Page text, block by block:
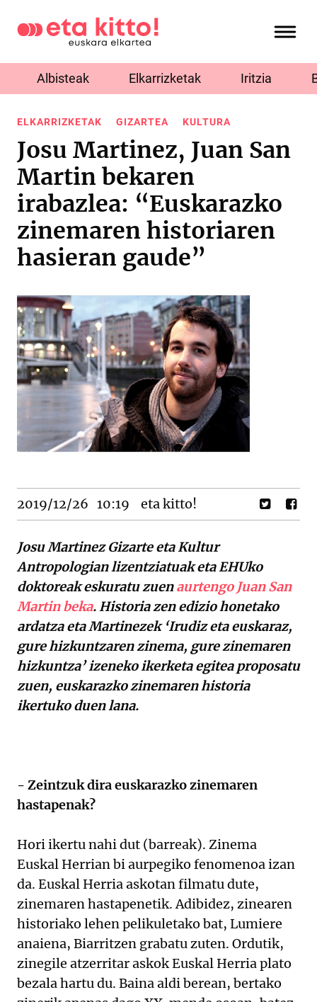
Albisteak Elkarrizketak Iritzia
ELKARRIZKETAK GIZARTEA KULTURA
Josu Martinez, Juan San
Martin bekaren
irabazlea: “Euskarazko
zinemaren historiaren
hasieran gaude”
2019/12/26 10:19 eta kitto!
Josu Martinez Gizarte eta Kultur
Antropologian lizentziatuak eta EHUko
doktoreak eskuratu zuenaurtengo Juan San
Martin beka. Historia zen edizio honetako
ardatza eta Martinezek ‘Irudiz eta euskaraz,
gure hizkuntzaren zinema, gure zinemaren
hizkuntza’ izeneko ikerketa egitea proposatu
zuen, euskarazko zinemaren historia
ikertuko duen lana.
- Zeintzuk dira euskarazko zinemaren
hastapenak?
Hori ikertu nahi dut (barreak). Zinema
Euskal Herrian bi aurpegiko fenomenoa izan
da. Euskal Herria askotan filmatu dute,
zinemaren hastapenetik. Adibidez, zinearen
historiako lehen pelikuletako bat, Lumiere
anaiena, Biarritzen grabatu zuten. Ordutik,
zinegile atzerritar askok Euskal Herria plato
bezala hartu du. Baina aldi berean, bertako